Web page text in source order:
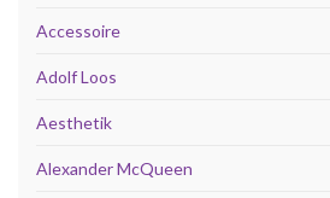
Accessoire
Adolf Loos
Aesthetik
Alexander McQueen